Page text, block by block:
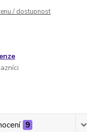
/ dostupnost
9